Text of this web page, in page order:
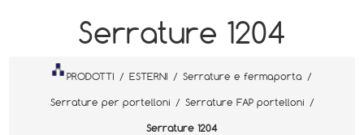
Serrature 1204
PRODOTTI / ESTERNI / Serrature e fermaporta /
Serrature per portelloni / Serrature FAP portelloni /
Serrature 1204